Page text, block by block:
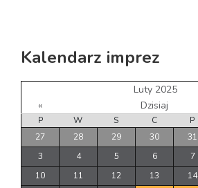
Kalendarz imprez
Luty 2025
«
Dzisiaj
P W S C P
27
28 29 30 31
3
4 5 6 7
10
11 12 13 14